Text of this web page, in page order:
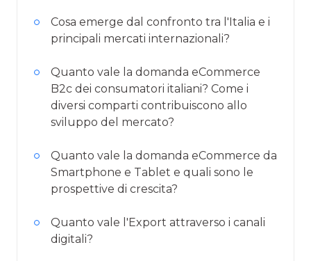
Cosa emerge dal confronto tra l'Italia e i
principali mercati internazionali?
Quanto vale la domanda eCommerce
B2c dei consumatori italiani? Come i
diversi comparti contribuiscono allo
sviluppo del mercato?
Quanto vale la domanda eCommerce da
Smartphone e Tablet e quali sono le
prospettive di crescita?
Quanto vale l'Export attraverso i canali
digitali?